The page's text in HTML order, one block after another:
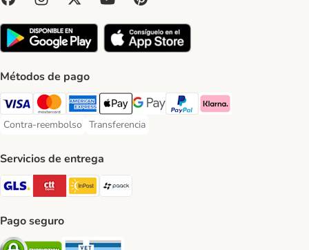
Métodos de pago
Visa Payment Method
Mastercard Payment Method
American Express Payment Method
Apple Pay Payment Method
Google Pay Payment Method
PayPal Payment Method
Klarna Payment Method
Contra-reembolso
Contra-reembolso Payment Method
Transferencia
Transferencia Payment Method
Servicios de entrega
GLS Shipping Method
CTTExpress Shipping Method
InPost Shipping Method
paack Shipping Method
Pago seguro
Security